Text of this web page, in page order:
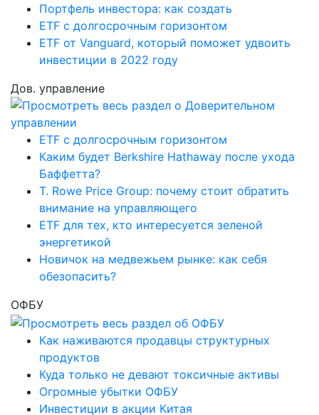
Портфель инвестора: как создать
ETF с долгосрочным горизонтом
ETF от Vanguard, который поможет удвоить
инвестиции в 2022 году
Дов. управление
ETF с долгосрочным горизонтом
Каким будет Berkshire Hathaway после ухода
Баффетта?
T. Rowe Price Group: почему стоит обратить
внимание на управляющего
ETF для тех, кто интересуется зеленой
энергетикой
Новичок на медвежьем рынке: как себя
обезопасить?
ОФБУ
Как наживаются продавцы структурных
продуктов
Куда только не девают токсичные активы
Огромные убытки ОФБУ
Инвестиции в акции Китая